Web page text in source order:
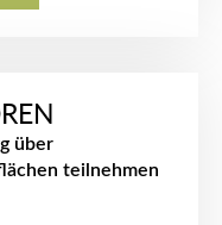
über
teilnehmen